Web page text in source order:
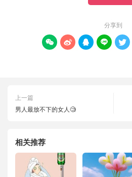
分享到
    
上一篇
男人最放不下的女人🧐
相关推荐